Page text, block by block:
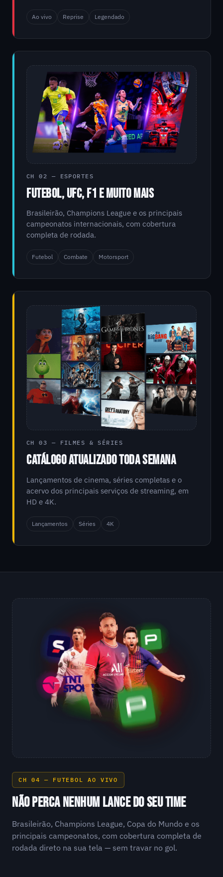
Ao vivo Reprise Legendado
CH 02 — ESPORTES
FUTEBOL, UFC, F1 E MUITO MAIS
Brasileirão, Champions League e os principais
campeonatos internacionais, com cobertura
completa de rodada.
Futebol Combate Motorsport
CH 03 — FILMES & SÉRIES
CATÁLOGO ATUALIZADO TODA SEMANA
Lançamentos de cinema, séries completas e o
acervo dos principais serviços de streaming, em
HD e 4K.
Lançamentos Séries 4K
CH 04 — FUTEBOL AO VIVO
NÃO PERCA NENHUM LANCE DO SEU TIME
Brasileirão, Champions League, Copa do Mundo e os
principais campeonatos, com cobertura completa de
rodada direto na sua tela — sem travar no gol.